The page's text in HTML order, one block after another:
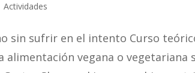
Actividades
sin sufrir en el intento Curso
alimentación vegana o